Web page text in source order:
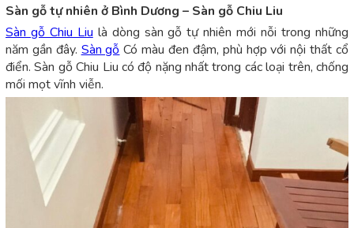
Sàn gỗ tự nhiên ở Bình Dương – Sàn gỗ Chiu Liu
Sàn gỗ Chiu Liulà dòng sàn gỗ tự nhiên mới nỗi trong những
năm gần đây.Sàn gỗCó màu đen đậm, phù hợp với nội thất cổ
điển. Sàn gỗ Chiu Liu có độ nặng nhất trong các loại trên, chống
mối mọt vĩnh viễn.